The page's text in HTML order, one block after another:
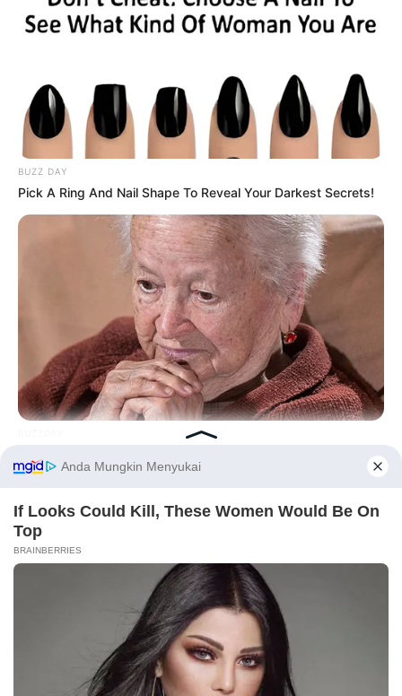
10 Desain Kanopi Tempat
Tidur, Serasa Beristirahat di
Tampil Lebih Modern, 7 Potret
Hasil Renovasi Rumah Berusia
BUZZ DAY
Pick A Ring And Nail Shape To Reveal Your Darkest Secrets!
Before You Go